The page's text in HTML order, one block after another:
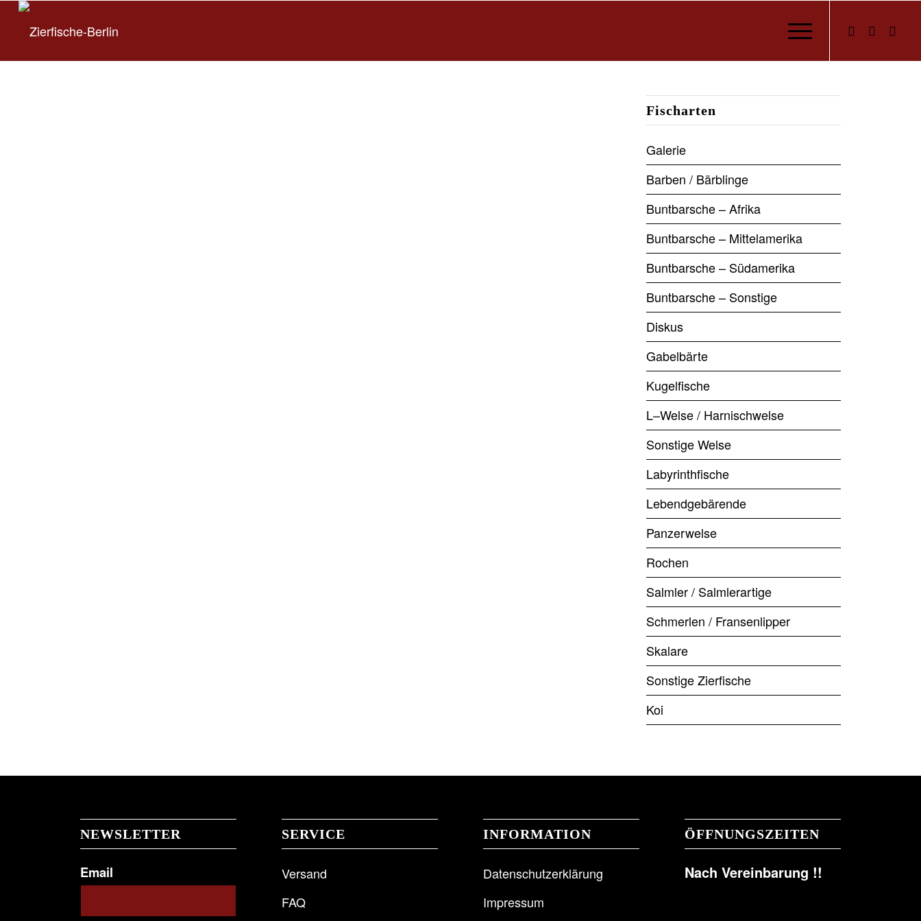
Fischarten
Galerie
Barben / Bärblinge
Buntbarsche – Afrika
Buntbarsche – Mittelamerika
Buntbarsche – Südamerika
Buntbarsche – Sonstige
Diskus
Gabelbärte
Kugelfische
L–Welse / Harnischwelse
Sonstige Welse
Labyrinthfische
Lebendgebärende
Panzerwelse
Rochen
Salmler / Salmlerartige
Schmerlen / Fransenlipper
Skalare
Sonstige Zierfische
Koi
NEWSLETTER
Email
SERVICE
Versand
FAQ
INFORMATION
Datenschutzerklärung
Impressum
ÖFFNUNGSZEITEN
Nach Vereinbarung !!